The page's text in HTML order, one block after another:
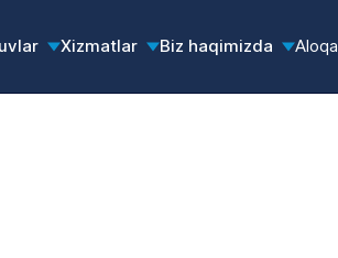
Xizmatlar Biz haqimizda